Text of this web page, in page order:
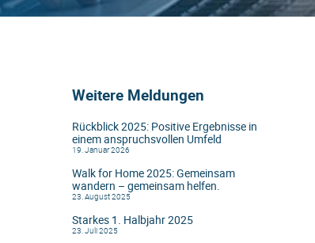
Weitere Meldungen
Rückblick 2025: Positive Ergebnisse in
einem anspruchsvollen Umfeld
19. Januar 2026
Walk for Home 2025: Gemeinsam
wandern – gemeinsam helfen.
23. August 2025
Starkes 1. Halbjahr 2025
23. Juli 2025